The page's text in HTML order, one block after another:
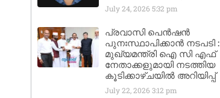
July 24, 2026 5:32 pm
പ്രവാസി പെൻഷൻ
പുനഃസ്ഥാപിക്കാൻ നടപടി :
മുഖ്യമന്ത്രി ഐ സി എഫ്
നേതാക്കളുമായി നടത്തിയ
കൂടിക്കാഴ്ചയിൽ അറിയിപ്പ്
July 22, 2026 3:12 pm